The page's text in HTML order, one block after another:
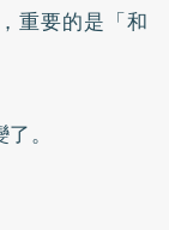
重要的是「和
。